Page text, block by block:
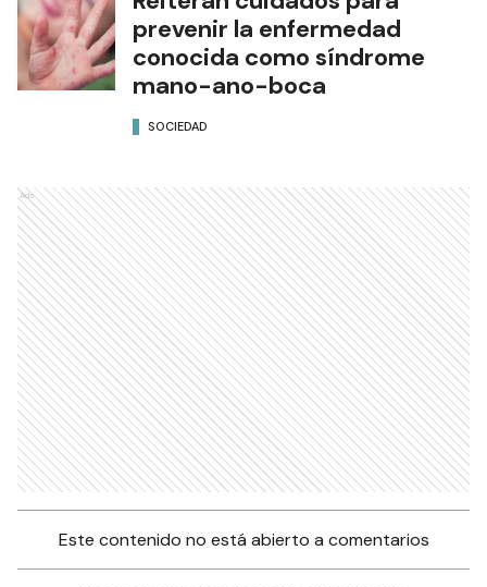
prevenir la enfermedad
conocida como síndrome
mano-ano-boca
SOCIEDAD
Ads
Este contenido no está abierto a comentarios